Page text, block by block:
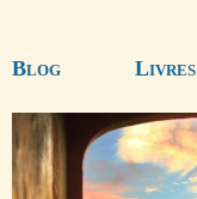
Blog Livres